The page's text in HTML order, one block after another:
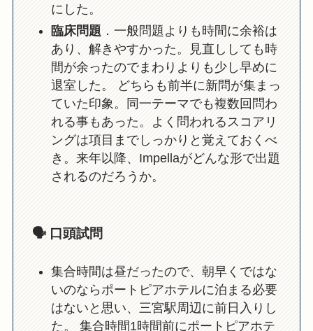
にした。
臨床問題 ．一般問題よりも時間に余裕は
あり、解きやすかった。見直ししても時
間が余ったのでまわりよりも少し早めに
退室した。 どちらも前半に新問が集まっ
ていた印象。同一テーマでも複数回問わ
れる事もあった。よく問われるスコアリ
ングは項目までしっかりと覚えておくべ
き。来年以降、Impellaがどんな形で出題
されるのだろうか。
🗣️ 口頭試問
集合時間は昼だったので、朝早くではな
いのならポートピアホテルに泊まる必要
はないと思い、三宮駅周辺に前日入りし
た。 集合時間1時間前にポートピアホテ